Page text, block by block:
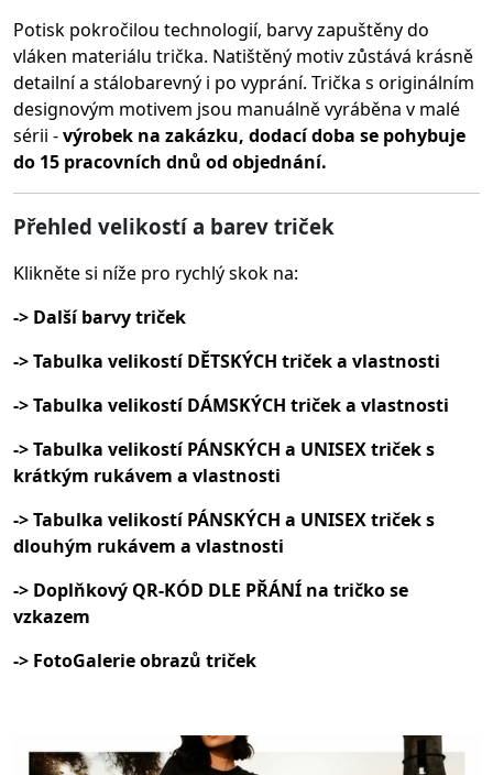
Potisk pokročilou technologií, barvy zapuštěny do
vláken materiálu trička. Natištěný motiv zůstává krásně
detailní a stálobarevný i po vyprání. Trička s originálním
designovým motivem jsou manuálně vyráběna v malé
sérii -výrobek na zakázku, dodací doba se pohybuje
do 15 pracovních dnů od objednání.
Přehled velikostí a barev triček
Klikněte si níže pro rychlý skok na:
-> Další barvy triček
-> Tabulka velikostí DĚTSKÝCH triček a vlastnosti
-> Tabulka velikostí DÁMSKÝCH triček a vlastnosti
-> Tabulka velikostí PÁNSKÝCH a UNISEX triček s
krátkým rukávem a vlastnosti
-> Tabulka velikostí PÁNSKÝCH a UNISEX triček s
dlouhým rukávem a vlastnosti
-> Doplňkový QR-KÓD DLE PŘÁNÍ na tričko se
vzkazem
-> FotoGalerie obrazů triček